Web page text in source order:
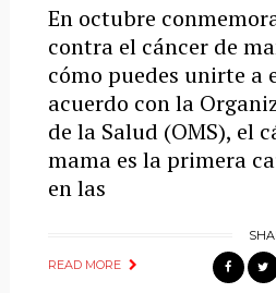
En octubre
contra el cáncer de
cómo puedes unirte a
acuerdo con la
de la Salud (OMS), el
mama es la primera
en las
READ MORE